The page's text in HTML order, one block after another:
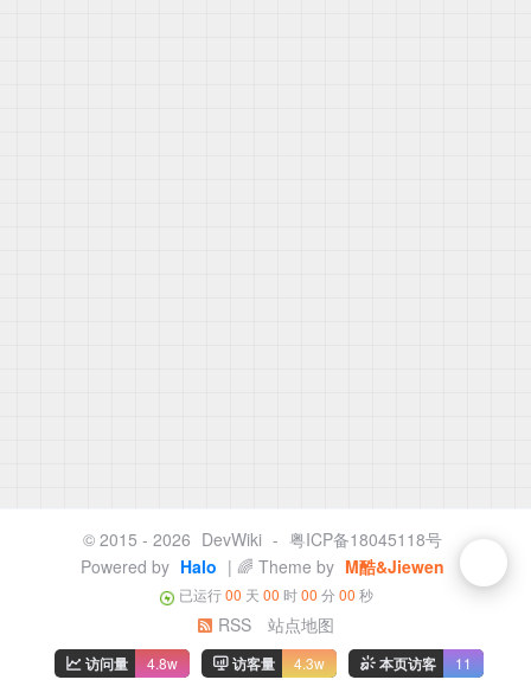
© 2015 - 2026 DevWiki - 粤ICP备18045118号
Powered by Halo | 🌈 Theme by M酷&Jiewen
已运行00 天 00 时00 分 00 秒
RSS 站点地图
访问量 4.8w 访客量 4.3w 本页访客 11